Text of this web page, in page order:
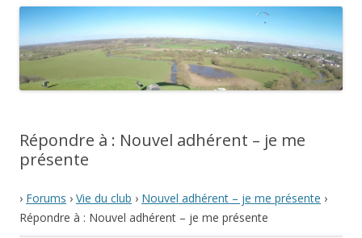
Répondre à : Nouvel adhérent – je me
présente
› Forums › Vie du club › Nouvel adhérent – je me présente ›
Répondre à : Nouvel adhérent – je me présente